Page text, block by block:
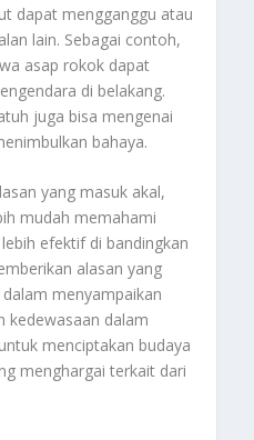
dapat mengganggu atau
lain. Sebagai contoh,
asap rokok dapat
di belakang.
juga bisa mengenai
bahaya.
yang masuk akal,
mudah memahami
efektif di bandingkan
alasan yang
menyampaikan
kedewasaan dalam
menciptakan budaya
menghargai terkait dari